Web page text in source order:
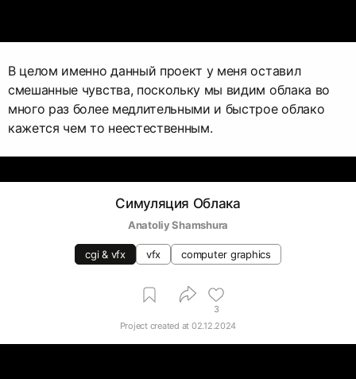
В целом именно данный проект у меня оставил
смешанные чувства, поскольку мы видим облака во
много раз более медлительными и быстрое облако
кажется чем то неестественным.
Симуляция Облака
Anatoliy Shamshura
cgi & vfx vfx computer graphics
3
Project created at 02.12.2024